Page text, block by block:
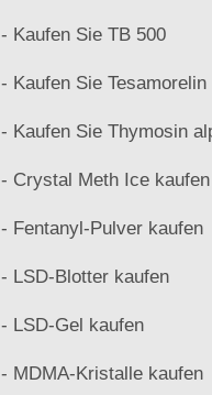
- Kaufen Sie TB 500
- Kaufen Sie Tesamorelin
- Kaufen Sie Thymosin
- Crystal Meth Ice kaufen
- Fentanyl-Pulver kaufen
- LSD-Blotter kaufen
- LSD-Gel kaufen
- MDMA-Kristalle kaufen